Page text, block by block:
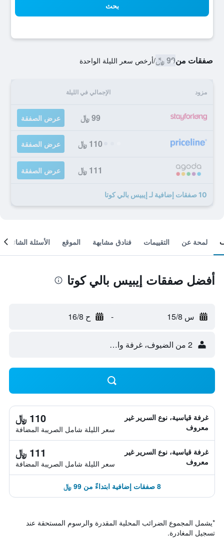
بحث
صفقات من99 ﷼ /أرخص سعر الليلة الواحدة
مزود الإجمالي في الليلة
99 ﷼ عرض الصفقة
110 ﷼ عرض الصفقة
111 ﷼ عرض الصفقة
10 صفقات إضافية لـ إيبيس بالي كوتا
لمحة عن التقييمات فنادق مشابهة الموقع الأسئلة الشائعة
أفضل صفقات إيبيس بالي كوتا
س 15/8 - ح 16/8
2 من الضيوف، غرفة واحدة
غرفة قياسية، نوع السرير غير
معروف
110 ﷼
سعر الليلة شامل الصريبة المضافة
غرفة قياسية، نوع السرير غير
معروف
111 ﷼
سعر الليلة شامل الصريبة المضافة
8 صفقات إضافية ابتداءً من 99 ﷼
*يشمل المجموع الضرائب المحلية المقدرة والرسوم المستحقة عند
تسجيل المغادرة.